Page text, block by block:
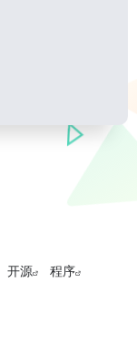
开源 程序